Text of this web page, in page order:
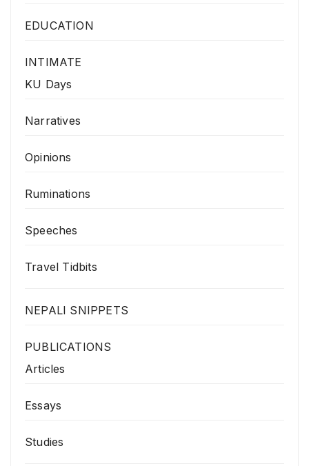
EDUCATION
INTIMATE
KU Days
Narratives
Opinions
Ruminations
Speeches
Travel Tidbits
NEPALI SNIPPETS
PUBLICATIONS
Articles
Essays
Studies